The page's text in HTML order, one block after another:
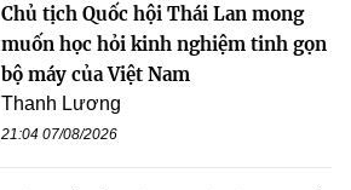
Chủ tịch Quốc hội Thái Lan mong
muốn học hỏi kinh nghiệm tinh gọn
bộ máy của Việt Nam
Thanh Lương
21:04 07/08/2026